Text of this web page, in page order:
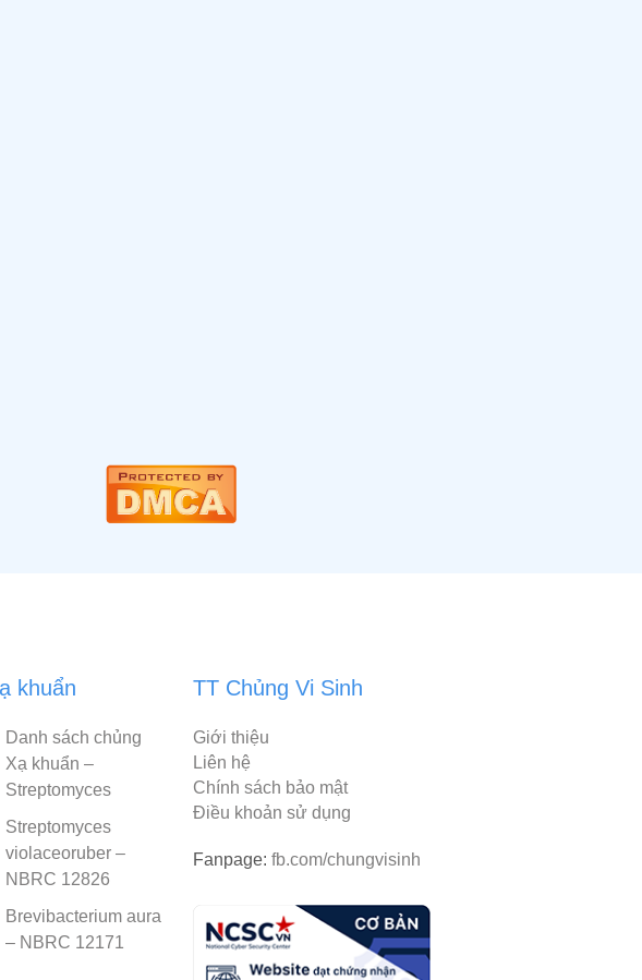
khuẩn
Danh sách chủng
Xạ khuẩn –
Streptomyces
Streptomyces
violaceoruber –
NBRC 12826
Brevibacterium aurantiacum
– NBRC 12171
TT Chủng Vi Sinh
Giới thiệu
Liên hệ
Chính sách bảo mật
Điều khoản sử dụng
Fanpage:fb.com/chungvisinh